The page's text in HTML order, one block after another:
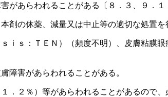
あらわれることがある〔８．３、９．１
の休薬、減量又は中止等の適切な処置を
：ＴＥＮ）（頻度不明）、皮膚粘膜眼
障害があらわれることがある。
２％）等があらわれることがあるので、